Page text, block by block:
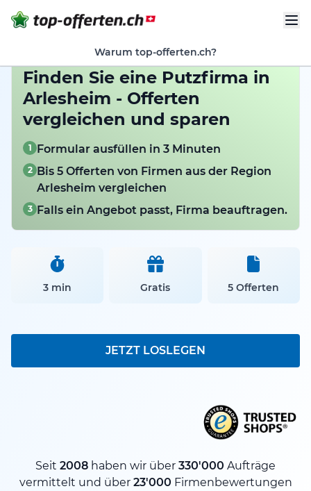
Warum top-offerten.ch?
Finden Sie eine Putzfirma in
Arlesheim - Offerten
vergleichen und sparen
1 Formular ausfüllen in 3 Minuten
2 Bis 5 Offerten von Firmen aus der Region
Arlesheim vergleichen
3 Falls ein Angebot passt, Firma beauftragen.
3 min Gratis 5 Offerten
JETZT LOSLEGEN
Seit 2008 haben wir über 330'000 Aufträge
vermittelt und über 23'000 Firmenbewertungen